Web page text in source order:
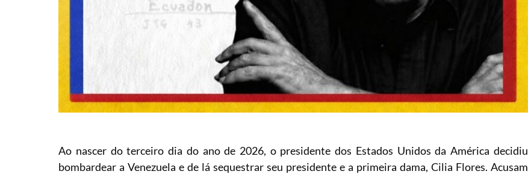
Ao nascer do terceiro dia do ano de 2026, o presidente dos Estados Unidos da América decidiu
bombardear a Venezuela e de lá sequestrar seu presidente e a primeira dama, Cilia Flores. Acusam